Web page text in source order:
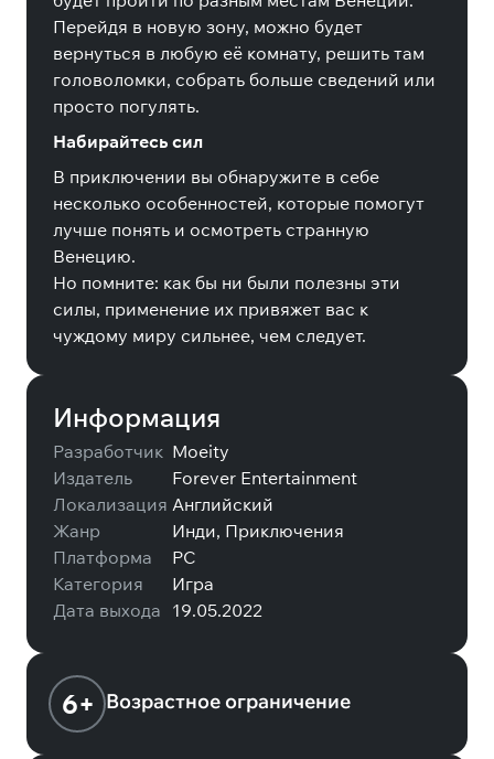
Перейдя в новую зону, можно будет
вернуться в любую её комнату, решить там
головоломки, собрать больше сведений или
просто погулять.
Набирайтесь сил
В приключении вы обнаружите в себе
несколько особенностей, которые помогут
лучше понять и осмотреть странную
Венецию.
Но помните: как бы ни были полезны эти
силы, применение их привяжет вас к
чуждому миру сильнее, чем следует.
Информация
Разработчик Moeity
Издатель
Forever Entertainment
Локализация Английский
Жанр
Инди, Приключения
Платформа
PC
Категория
Игра
Дата выхода 19.05.2022
6+ Возрастное ограничение